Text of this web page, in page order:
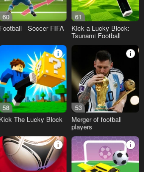
60
Football - Soccer FIFA
61
Kick a Lucky Block:
Tsunami Football
58
Kick The Lucky Block
53
Merger of football
players